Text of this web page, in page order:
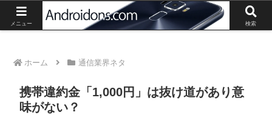
Androidスマートフォン、タブレットの最新情報や活用方法の紹介。
ホーム 通信業界ネタ
携帯違約金「1,000円」は抜け道があり意
味がない？
メニュー 検索